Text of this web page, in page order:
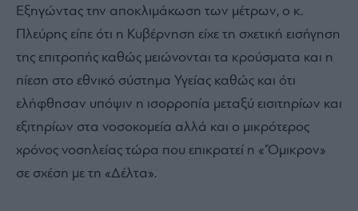
Εξηγώντας την αποκλιμάκωση των μέτρων, ο κ.
Πλεύρης είπε ότι η Κυβέρνηση είχε τη σχετική εισήγηση
της επιτροπής καθώς μειώνονται τα κρούσματα και η
πίεση στο εθνικό σύστημα Υγείας καθώς και ότι
ελήφθησαν υπόψιν η ισορροπία μεταξύ εισιτηρίων και
εξιτηρίων στα νοσοκομεία αλλά και ο μικρότερος
χρόνος νοσηλείας τώρα που επικρατεί η «’Όμικρον»
σε σχέση με τη «Δέλτα».